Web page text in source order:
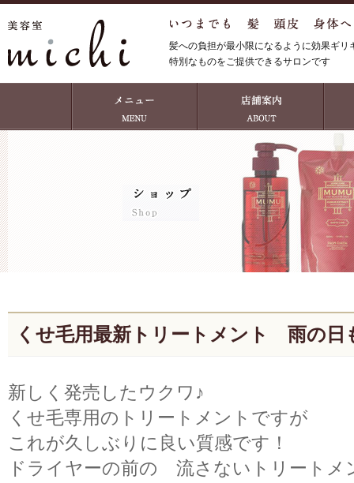
髪への負担が最小限になるように効果ギ
特別なものをご提供できるサロンです
くせ毛用最新トリートメント 雨の日
新しく発売したウクワ♪
くせ毛専用のトリートメントですが
これが久しぶりに良い質感です！
ドライヤーの前の 流さないトリートメ